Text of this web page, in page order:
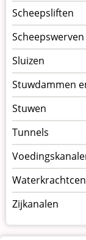
Scheepsliften
Scheepswerven
Sluizen
Stuwdammen
Stuwen
Tunnels
Zijkanalen